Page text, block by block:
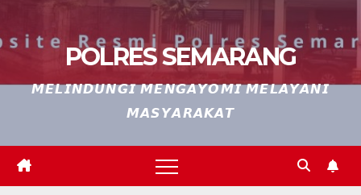
POLRES SEMARANG
𝙈𝙀𝙇𝙄𝙉𝘿𝙐𝙉𝙂𝙄 𝙈𝙀𝙉𝙂𝘼𝙔𝙊𝙈𝙄 𝙈𝙀𝙇𝘼𝙔𝘼𝙉𝙄
𝙈𝘼𝙎𝙔𝘼𝙍𝘼𝙆𝘼𝙏